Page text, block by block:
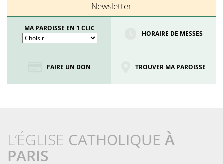
Newsletter
MA PAROISSE EN 1 CLIC
HORAIRE DE MESSES
FAIRE UN DON TROUVER MA PAROISSE
L’ÉGLISE CATHOLIQUE À
PARIS